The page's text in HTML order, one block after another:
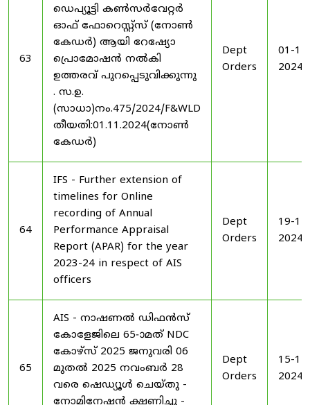
63
ഡെപ്യൂട്ടി കൺസർവേറ്റർ
ഓഫ് ഫോറെസ്റ്റ്സ് (നോൺ
കേഡർ) ആയി റേഷ്യോ
പ്രൊമോഷൻ നൽകി
ഉത്തരവ് പുറപ്പെടുവിക്കുന്നു
. സ.ഉ.
(സാധാ)നം.475/2024/F&WLD
തീയതി:01.11.2024(നോൺ
കേഡർ)
Dept
Orders
01-
2024
64
IFS - Further extension of
timelines for Online
recording of Annual
Performance Appraisal
Report (APAR) for the year
2023-24 in respect of AIS
officers
Dept
Orders
19-
2024
65
AIS - നാഷണൽ ഡിഫൻസ്
കോളേജിലെ 65-ാമത് NDC
കോഴ്‌സ് 2025 ജനുവരി 06
മുതൽ 2025 നവംബർ 28
വരെ ഷെഡ്യൂൾ ചെയ്‌തു -
നോമിനേഷൻ ക്ഷണിച്ചു -
Dept
Orders
15-
2024